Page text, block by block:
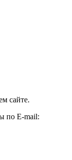
сайте.
по E-mail: